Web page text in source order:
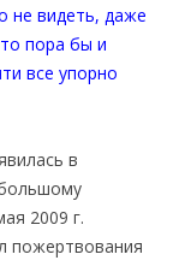
не видеть, даже
пора бы и
все упорно
в
2009 г.
пожертвования